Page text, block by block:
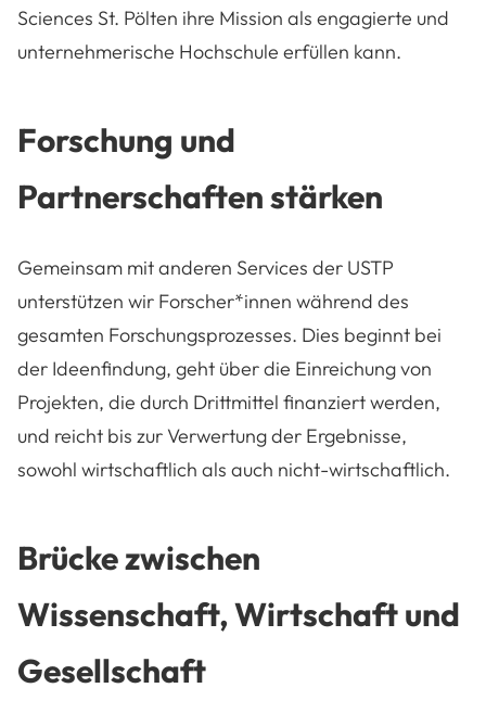
Sciences St. Pölten ihre Mission als engagierte und
unternehmerische Hochschule erfüllen kann.
Forschung und
Partnerschaften stärken
Gemeinsam mit anderen Services der USTP
unterstützen wir Forscher*innen während des
gesamten Forschungsprozesses. Dies beginnt bei
der Ideenfindung, geht über die Einreichung von
Projekten, die durch Drittmittel finanziert werden,
und reicht bis zur Verwertung der Ergebnisse,
sowohl wirtschaftlich als auch nicht-wirtschaftlich.
Brücke zwischen
Wissenschaft, Wirtschaft und
Gesellschaft